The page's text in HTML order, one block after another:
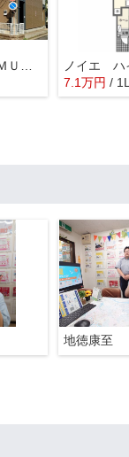
ノイエ ハ
7.1万円 /
地徳康至